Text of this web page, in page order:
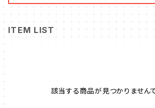
ITEM LIST
該当する商品が見つかりませんで